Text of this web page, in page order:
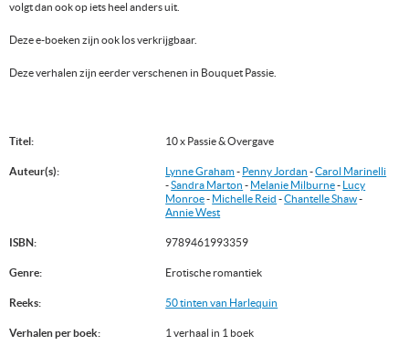
volgt dan ook op iets heel anders uit.
Deze e-boeken zijn ook los verkrijgbaar.
Deze verhalen zijn eerder verschenen in Bouquet Passie.
Titel: 10 x Passie & Overgave
Auteur(s): Lynne Graham- Penny Jordan -Carol Marinelli
-Sandra Marton - Melanie Milburne-
Lucy
Monroe- Michelle Reid -Chantelle Shaw-
Annie West
ISBN: 9789461993359
Genre: Erotische romantiek
Reeks: 50 tinten van Harlequin
Verhalen per boek: 1 verhaal in 1 boek